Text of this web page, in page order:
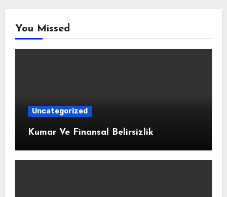
You Missed
Uncategorized
Kumar Ve Finansal Belirsizlik